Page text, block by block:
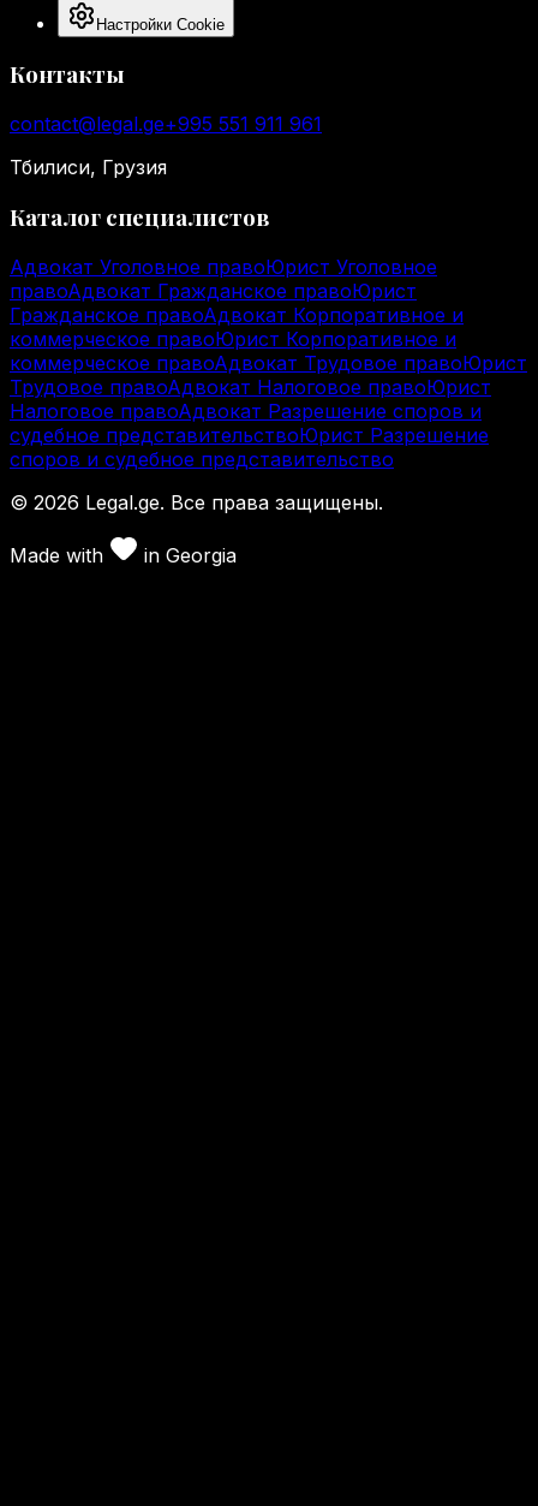
Настройки Cookie
Контакты
contact@legal.ge+995 551 911 961
Тбилиси, Грузия
Каталог специалистов
Адвокат Уголовное правоЮрист Уголовное
правоАдвокат Гражданское правоЮрист
Гражданское правоАдвокат Корпоративное и
коммерческое правоЮрист Корпоративное и
коммерческое правоАдвокат Трудовое правоЮрист
Трудовое правоАдвокат Налоговое правоЮрист
Налоговое правоАдвокат Разрешение споров и
судебное представительствоЮрист Разрешение
споров и судебное представительство
© 2026 Legal.ge. Все права защищены.
Made with in Georgia